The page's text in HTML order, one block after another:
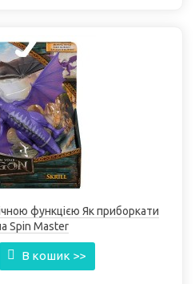
функцією Як приборкати
Spin Master
В кошик >>